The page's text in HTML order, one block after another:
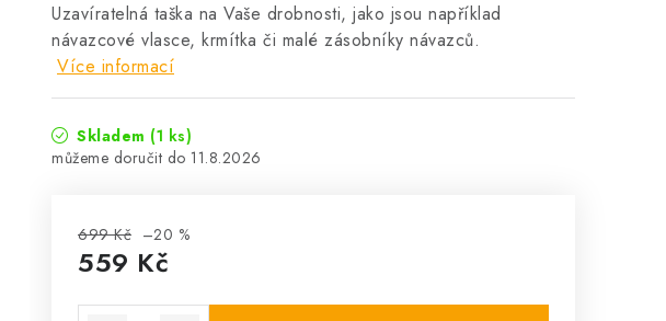
Uzavíratelná taška na Vaše drobnosti, jako jsou například
návazcové vlasce, krmítka či malé zásobníky návazců.
Více informací
Skladem (1 ks)
11.8.2026
699 Kč –20 %
559 Kč